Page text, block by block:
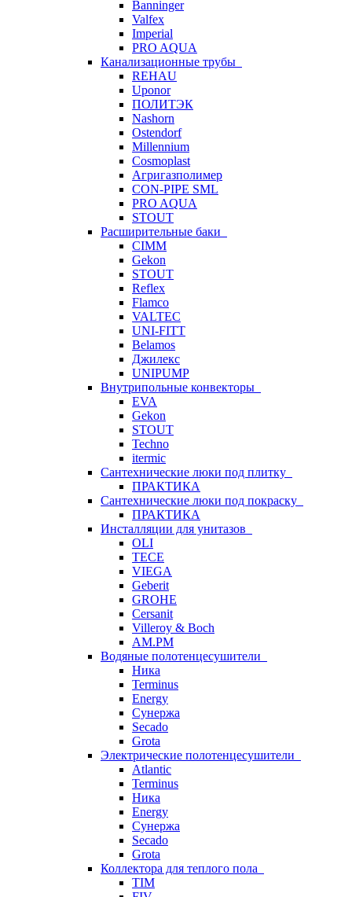
Banninger
Valfex
Imperial
PRO AQUA
Канализационные трубы
REHAU
Uponor
ПОЛИТЭК
Nashorn
Ostendorf
Millennium
Cosmoplast
Агригазполимер
CON-PIPE SML
PRO AQUA
STOUT
Расширительные баки
CIMM
Gekon
STOUT
Reflex
Flamco
VALTEC
UNI-FITT
Belamos
Джилекс
UNIPUMP
Внутрипольные конвекторы
EVA
Gekon
STOUT
Techno
itermic
Сантехнические люки под плитку
ПРАКТИКА
Сантехнические люки под покраску
ПРАКТИКА
Инсталляции для унитазов
OLI
TECE
VIEGA
Geberit
GROHE
Cersanit
Villeroy & Boch
AM.PM
Водяные полотенцесушители
Ника
Terminus
Energy
Сунержа
Secado
Grota
Электрические полотенцесушители
Atlantic
Terminus
Ника
Energy
Сунержа
Secado
Grota
Коллектора для теплого пола
TIM